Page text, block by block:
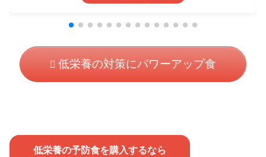
低栄養の予防食を購入するなら
低栄養の対策にパワーアップ食